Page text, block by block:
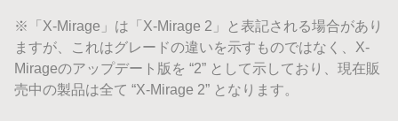
※「X-Mirage」は「X-Mirage 2」と表記される場合があり
ますが、これはグレードの違いを示すものではなく、 X-
Mirageのアップデート版を “2” として示しており、現在販
売中の製品は全て “X-Mirage 2” となります。